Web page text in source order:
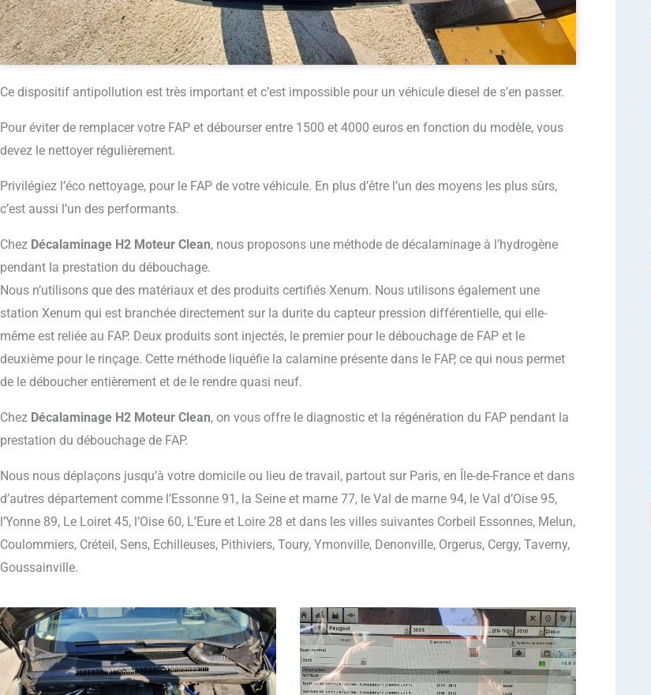
Ce dispositif antipollution est très important et c’est impossible pour un véhicule diesel de s’en passer.
Pour éviter de remplacer votre FAP et débourser entre 1500 et 4000 euros en fonction du modèle, vous
devez le nettoyer régulièrement.
Privilégiez l’éco nettoyage, pour le FAP de votre véhicule. En plus d’être l’un des moyens les plus sûrs,
c’est aussi l’un des performants.
Chez Décalaminage H2 Moteur Clean, nous proposons une méthode de décalaminage à l’hydrogène
pendant la prestation du débouchage.
Nous n’utilisons que des matériaux et des produits certifiés Xenum. Nous utilisons également une
station Xenum qui est branchée directement sur la durite du capteur pression différentielle, qui elle-
même est reliée au FAP. Deux produits sont injectés, le premier pour le débouchage de FAP et le
deuxième pour le rinçage. Cette méthode liquéfie la calamine présente dans le FAP, ce qui nous permet
de le déboucher entièrement et de le rendre quasi neuf.
Chez Décalaminage H2 Moteur Clean, on vous offre le diagnostic et la régénération du FAP pendant la
prestation du débouchage de FAP.
Nous nous déplaçons jusqu’à votre domicile ou lieu de travail, partout sur Paris, en Île-de-France et dans
d’autres département comme l’Essonne 91, la Seine et marne 77, le Val de marne 94, le Val d’Oise 95,
l’Yonne 89, Le Loiret 45, l’Oise 60, L’Eure et Loire 28 et dans les villes suivantes Corbeil Essonnes, Melun,
Coulommiers, Créteil, Sens, Echilleuses, Pithiviers, Toury, Ymonville, Denonville, Orgerus, Cergy, Taverny,
Goussainville.